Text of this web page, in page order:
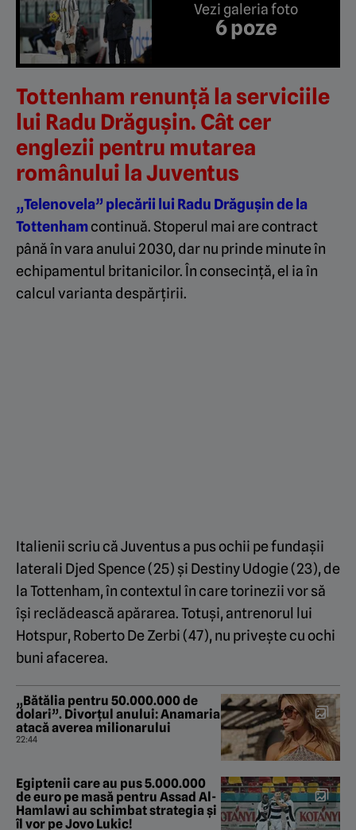
Vezi galeria foto
6 poze
Tottenham renunță la serviciile
lui Radu Drăgușin. Cât cer
englezii pentru mutarea
românului la Juventus
„Telenovela” plecării lui Radu Drăgușin de la
Tottenhamcontinuă. Stoperul mai are contract
până în vara anului 2030, dar nu prinde minute în
echipamentul britanicilor. În consecință, el ia în
calcul varianta despărțirii.
Italienii scriu că Juventus a pus ochii pe fundașii
laterali Djed Spence (25) și Destiny Udogie (23), de
la Tottenham, în contextul în care torinezii vor să
își reclădească apărarea. Totuși, antrenorul lui
Hotspur, Roberto De Zerbi (47), nu privește cu ochi
buni afacerea.
„Bătălia pentru 50.000.000 de
dolari”. Divorțul anului: Anamaria
atacă averea milionarului
22:44
Egiptenii care au pus 5.000.000
de euro pe masă pentru Assad Al-
Hamlawi au schimbat strategia și
îl vor pe Jovo Lukic!